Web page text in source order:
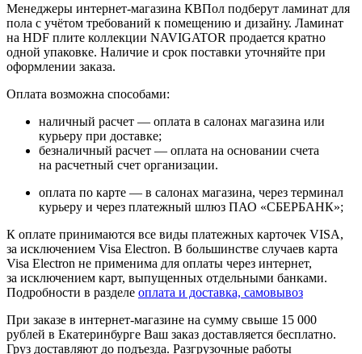
Менеджеры интернет-магазина КВПол подберут ламинат для
пола с учётом требований к помещению и дизайну. Ламинат
на HDF плите коллекции NAVIGATOR продается кратно
одной упаковке. Наличие и срок поставки уточняйте при
оформлении заказа.
Оплата возможна способами:
наличный расчет — оплата в салонах магазина или
курьеру при доставке;
безналичный расчет — оплата на основании счета
на расчетный счет организации.
оплата по карте — в салонах магазина, через терминал
курьеру и через платежный шлюз ПАО «СБЕРБАНК»;
К оплате принимаются все виды платежных карточек VISA,
за исключением Visa Electron. В большинстве случаев карта
Visa Electron не применима для оплаты через интернет,
за исключением карт, выпущенных отдельными банками.
Подробности в разделе оплата и доставка, самовывоз
При заказе в интернет-магазине на сумму свыше 15 000
рублей в Екатеринбурге Ваш заказ доставляется бесплатно.
Груз доставляют до подъезда. Разгрузочные работы